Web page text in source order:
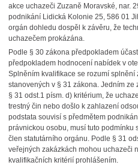
akce uchazeči Zuzaně Moravské, nar.
podnikání Lidická Kolonie 25, 586 01
orgán dohledu dospěl k závěru, že
uchazečem prokázána.
Podle § 30 zákona předpokladem
předpokladem hodnocení nabídek v
Splněním kvalifikace se rozumí
stanovených v § 31 zákona. Jedním
§ 31 odst.1 písm. d) kritérium, že
trestný čin nebo došlo k zahlazení
podstata souvisí s předmětem
právnickou osobu, musí tuto podmínku
člen statutárního orgánu. Podle § 31
veřejných zakázkách mohou uchazeči
kvalifikačních kritérií prohlášením.